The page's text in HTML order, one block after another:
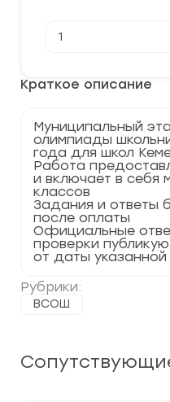
Краткое описание
Муниципальный
олимпиады
года для школ
Работа
и включает в себя
классов
Задания и ответы
после оплаты
Официальные
проверки
от даты
Рубрики:
ВСОШ
товара
этап
по
2023-
2024
г.
Кемеровская
область
42
регион